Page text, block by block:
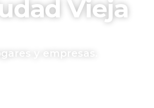
Vieja
y empresas.